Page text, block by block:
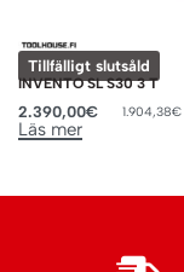
Tillfälligt slutsåld
INVENTO SL S30 3 T
2.390,00€ 1.904,38€
Läs mer